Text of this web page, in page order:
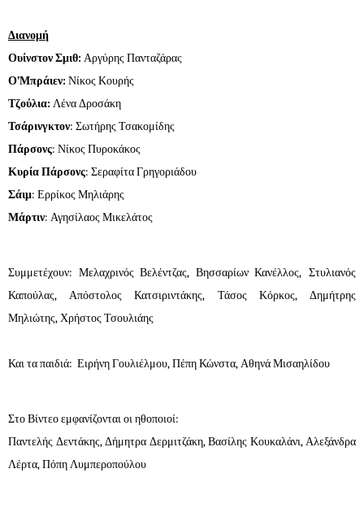
Διανομή
Ουίνστον Σμιθ: Αργύρης Πανταζάρας
Ο’Μπράιεν: Νίκος Κουρής
Τζούλια: Λένα Δροσάκη
Τσάρινγκτον: Σωτήρης Τσακομίδης
Πάρσονς: Νίκος Πυροκάκος
Κυρία Πάρσονς: Σεραφίτα Γρηγοριάδου
Σάιμ: Ερρίκος Μηλιάρης
Μάρτιν: Αγησίλαος Μικελάτος
Συμμετέχουν: Μελαχρινός Βελέντζας, Βησσαρίων Κανέλλος, Στυλιανός
Καπούλας, Απόστολος Κατσιριντάκης,
Τάσος Κόρκος, Δημήτρης
Μηλιώτης, Χρήστος Τσουλιάης
Και τα παιδιά: Ειρήνη Γουλιέλμου, Πέπη Κώνστα, Αθηνά Μισαηλίδου
Στο Βίντεο εμφανίζονται οι ηθοποιοί:
Παντελής Δεντάκης, Δήμητρα Δερμιτζάκη, Βασίλης Κουκαλάνι, Αλεξάνδρα
Λέρτα, Πόπη Λυμπεροπούλου